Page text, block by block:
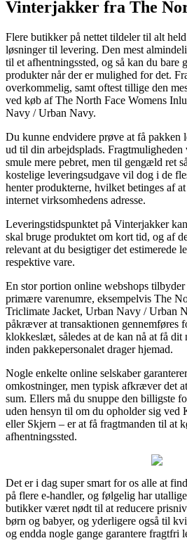
Vinterjakker fra The
Flere butikker på nettet tildeler til alt
løsninger til levering. Den mest
til et afhentningssted, og så kan du bare
produkter når der er mulighed for det.
overkommelig, samt oftest tillige den
ved køb af The North Face Womens
Navy / Urban Navy.
Du kunne endvidere prøve at få pakken
ud til din arbejdsplads.
smule mere pebret, men til gengæld ret
kostelige leveringsudgave vil dog i de
henter produkterne, hvilket betinges af
internet virksomhedens adresse.
Leveringstidspunktet på Vinterjakker
skal bruge produktet om kort tid, og af
relevant at du besigtiger det estimerede
respektive vare.
En stor portion online webshops
primære varenumre, eksempelvis The
Triclimate Jacket, Urban Navy / Urban
påkræver at transaktionen gennemføres
klokkeslæt, således at de kan nå at få dit
inden pakkepersonalet drager hjemad.
Nogle enkelte online selskaber
omkostninger, men typisk afkræver det
sum. Ellers må du snuppe den billigste
uden hensyn til om du opholder sig ved
eller Skjern – er at få fragtmanden til at
afhentningssted.
Det er i dag super smart for os alle at
på flere e-handler, og følgelig har
butikker været nødt til at reducere
børn og babyer, og yderligere også til
og endda nogle gange garantere fragtfri